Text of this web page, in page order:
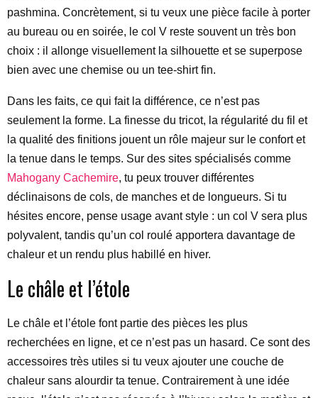
pashmina. Concrètement, si tu veux une pièce facile à porter
au bureau ou en soirée, le col V reste souvent un très bon
choix : il allonge visuellement la silhouette et se superpose
bien avec une chemise ou un tee-shirt fin.
Dans les faits, ce qui fait la différence, ce n’est pas
seulement la forme. La finesse du tricot, la régularité du fil et
la qualité des finitions jouent un rôle majeur sur le confort et
la tenue dans le temps. Sur des sites spécialisés comme
Mahogany Cachemire, tu peux trouver différentes
déclinaisons de cols, de manches et de longueurs. Si tu
hésites encore, pense usage avant style : un col V sera plus
polyvalent, tandis qu’un col roulé apportera davantage de
chaleur et un rendu plus habillé en hiver.
Le châle et l’étole
Le châle et l’étole font partie des pièces les plus
recherchées en ligne, et ce n’est pas un hasard. Ce sont des
accessoires très utiles si tu veux ajouter une couche de
chaleur sans alourdir ta tenue. Contrairement à une idée